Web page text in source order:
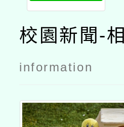
校園新聞-
information